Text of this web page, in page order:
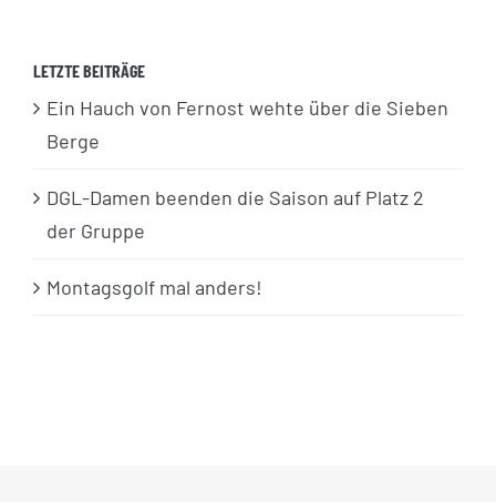
LETZTE BEITRÄGE
Ein Hauch von Fernost wehte über die Sieben
Berge
DGL-Damen beenden die Saison auf Platz 2
der Gruppe
Montagsgolf mal anders!